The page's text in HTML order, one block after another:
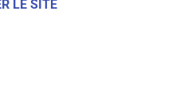
LE SITE